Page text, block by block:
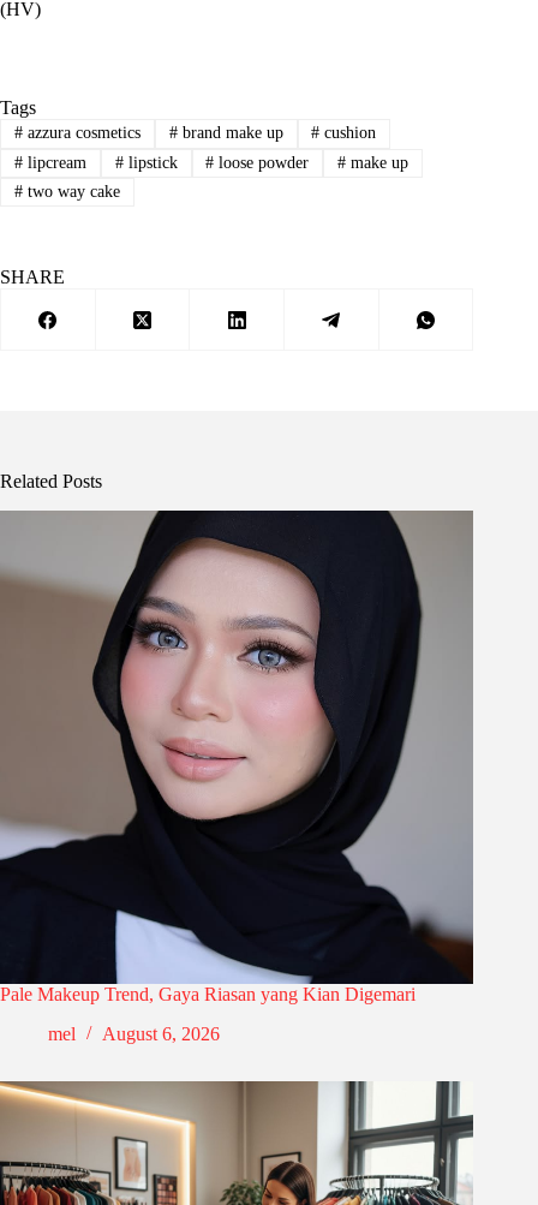
(HV)
Tags
#azzura cosmetics #brand make up # cushion
#lipcream #lipstick # loose powder # make up
#two way cake
SHARE
Related Posts
Pale Makeup Trend, Gaya Riasan yang Kian Digemari
mel
August 6, 2026